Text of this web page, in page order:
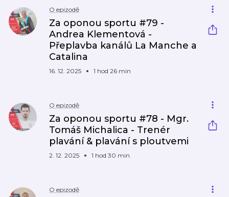
O epizodě
Za oponou sportu #79 -
Andrea Klementová -
Přeplavba kanálů La Manche a
Catalina
16. 12. 2025 1 hod 26 min
O epizodě
Za oponou sportu #78 - Mgr.
Tomáš Michalica - Trenér
plavání & plavání s ploutvemi
2. 12. 2025 1 hod 30 min
O epizodě